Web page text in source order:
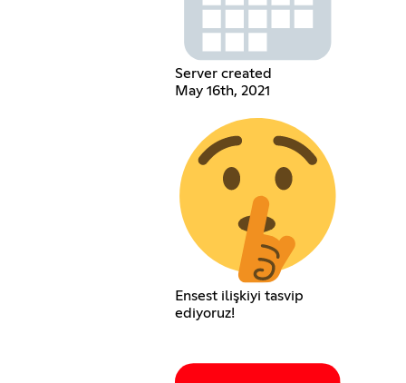
Server created
May 16th, 2021
Ensest ilişkiyi tasvip
ediyoruz!